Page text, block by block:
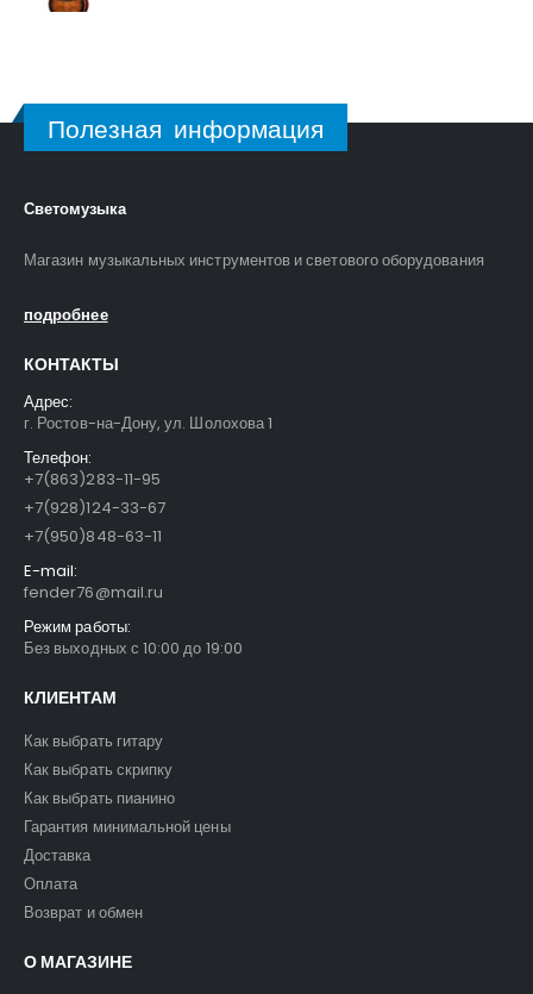
Полезная информация
Светомузыка
Магазин музыкальных инструментов и светового оборудования
подробнее
КОНТАКТЫ
Адрес:
г. Ростов-на-Дону, ул. Шолохова 1
Телефон:
+7(863)283-11-95
+7(928)124-33-67
+7(950)848-63-11
E-mail:
fender76@mail.ru
Режим работы:
Без выходных с 10:00 до 19:00
КЛИЕНТАМ
Как выбрать гитару
Как выбрать скрипку
Как выбрать пианино
Гарантия минимальной цены
Доставка
Оплата
Возврат и обмен
О МАГАЗИНЕ